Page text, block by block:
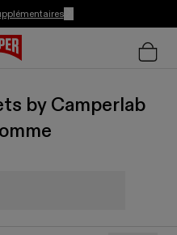
by Camperlab